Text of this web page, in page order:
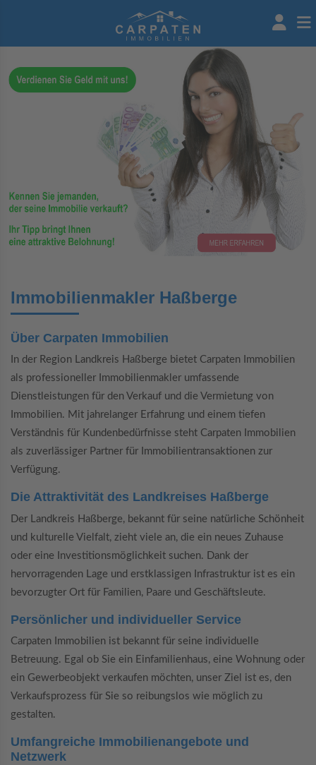
Immobilienmakler Haßberge
Über Carpaten Immobilien
In der Region Landkreis Haßberge bietet Carpaten Immobilien
als professioneller Immobilienmakler umfassende
Dienstleistungen für den Verkauf und die Vermietung von
Immobilien. Mit jahrelanger Erfahrung und einem tiefen
Verständnis für Kundenbedürfnisse steht Carpaten Immobilien
als zuverlässiger Partner für Immobilientransaktionen zur
Verfügung.
Die Attraktivität des Landkreises Haßberge
Der Landkreis Haßberge, bekannt für seine natürliche Schönheit
und kulturelle Vielfalt, zieht viele an, die ein neues Zuhause
oder eine Investitionsmöglichkeit suchen. Dank der
hervorragenden Lage und erstklassigen Infrastruktur ist es ein
bevorzugter Ort für Familien, Paare und Geschäftsleute.
Persönlicher und individueller Service
Carpaten Immobilien ist bekannt für seine individuelle
Betreuung. Egal ob Sie ein Einfamilienhaus, eine Wohnung oder
ein Gewerbeobjekt verkaufen möchten, unser Ziel ist es, den
Verkaufsprozess für Sie so reibungslos wie möglich zu
gestalten.
Umfangreiche Immobilienangebote und
Netzwerk